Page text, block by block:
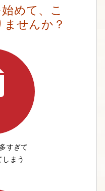
めて、こ
せんか？
すぎて
まう